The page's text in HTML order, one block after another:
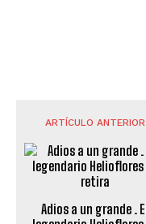
ARTÍCULO ANTERIOR
Adios a un grande .